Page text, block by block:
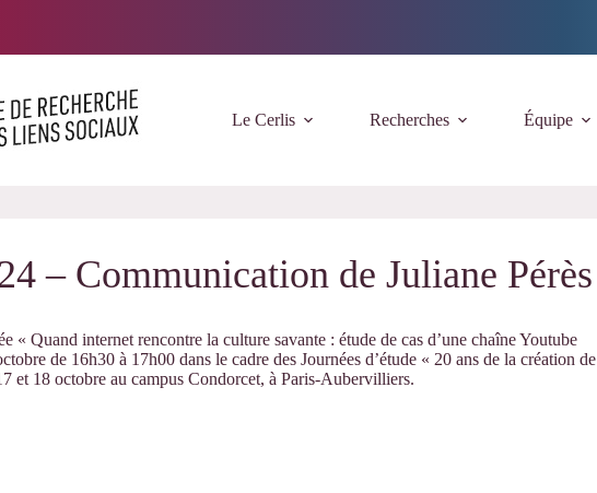
Le Cerlis Recherches Équipe
– Communication de Juliane Pérès
« Quand internet rencontre la culture savante : étude de cas d’une chaîne Youtube
de 16h30 à 17h00 dans le cadre des Journées d’étude « 20 ans de la création de
et 18 octobre au campus Condorcet, à Paris-Aubervilliers.